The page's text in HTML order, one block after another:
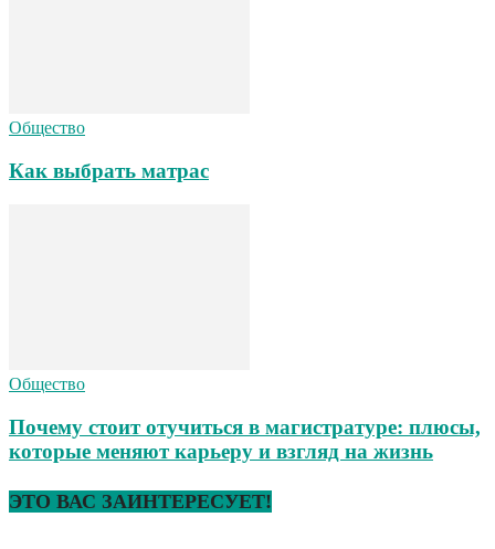
Общество
Как выбрать матрас
Общество
Почему стоит отучиться в магистратуре: плюсы,
которые меняют карьеру и взгляд на жизнь
ЭТО ВАС ЗАИНТЕРЕСУЕТ!